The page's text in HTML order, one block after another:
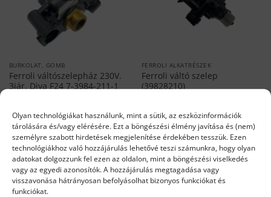
Olyan technológiákat használunk, mint a sütik, az eszközinformációk
tárolására és/vagy elérésére. Ezt a böngészési élmény javítása és (nem)
személyre szabott hirdetések megjelenítése érdekében tesszük. Ezen
technológiákhoz való hozzájárulás lehetővé teszi számunkra, hogy olyan
adatokat dolgozzunk fel ezen az oldalon, mint a böngészési viselkedés
vagy az egyedi azonosítók. A hozzájárulás megtagadása vagy
visszavonása hátrányosan befolyásolhat bizonyos funkciókat és
funkciókat.
BURKOLAT, GOMB
Ferroli váltószelepház 230V.
3jár. Diva F24 7-3984-211-1
price
was:
57
900 Ft.
price
is:
55
005 Ft.
Rendelésre
KOSÁRBA TESZEM
FERROLI ALKATRÉSZEK
Ferroli váltó szelep
(39828210)
price
was:
71
290 Ft.
price
is:
67
726 Ft.
Rendelésre
KOSÁRBA TESZEM